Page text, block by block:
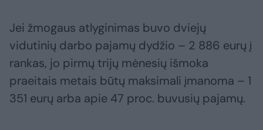
Jei žmogaus atlyginimas buvo dviejų
vidutinių darbo pajamų dydžio – 2 886 eurų į
rankas, jo pirmų trijų mėnesių išmoka
praeitais metais būtų maksimali įmanoma – 1
351 eurų arba apie 47 proc. buvusių pajamų.